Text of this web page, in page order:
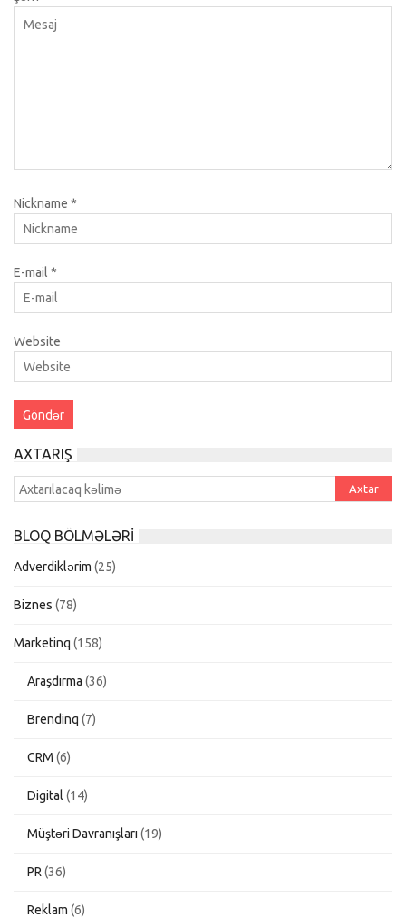
Nickname *
E-mail *
Website
AXTARIŞ
BLOQ BÖLMƏLƏRI
Adverdiklərim (25)
Biznes (78)
Marketinq (158)
Araşdırma (36)
Brendinq (7)
CRM (6)
Digital (14)
Müştəri Davranışları (19)
PR (36)
Reklam (6)